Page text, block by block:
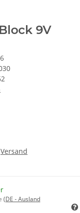
9V
Versand
(DE - Ausland